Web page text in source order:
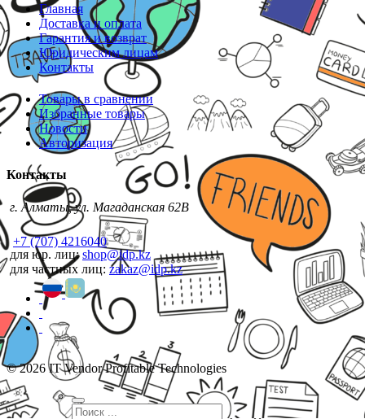
Главная
Доставка и оплата
Гарантия и возврат
Юридическим лицам
Контакты
Товары в сравнении
Избранные товары
Новости
Авторизация
Контакты
г. Алматы, ул. Магаданская 62В
+7 (707) 4216040
для юр. лиц:shop@idp.kz
для частных лиц: zakaz@idp.kz
© 2026 IT Vendor Profitable Technologies